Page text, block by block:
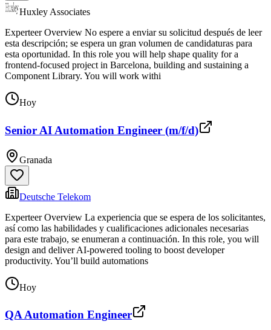
Huxley Associates
Experteer Overview No espere a enviar su solicitud después de leer
esta descripción; se espera un gran volumen de candidaturas para
esta oportunidad. In this role you will help shape quality for a
frontend-focused project in Barcelona, building and sustaining a
Component Library. You will work withi
Hoy
Senior AI Automation Engineer (m/f/d)
Granada
Deutsche Telekom
Experteer Overview La experiencia que se espera de los solicitantes,
así como las habilidades y cualificaciones adicionales necesarias
para este trabajo, se enumeran a continuación. In this role, you will
design and deliver AI-powered tooling to boost developer
productivity. You’ll build automations
Hoy
QA Automation Engineer